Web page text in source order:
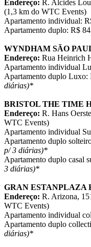
Endereço: R. Alcides
(1,3 km do WTC Events)
Apartamento individual:
Apartamento duplo: R$
WYNDHAM SÃO
Endereço: Rua Heinrich
Apartamento individual
Apartamento duplo Luxo:
diárias)*
BRISTOL THE TIME
Endereço: R. Hans
WTC Events)
Apartamento individual
Apartamento duplo
p/ 3 diárias)*
Apartamento duplo casal
3 diárias)*
GRAN ESTANPLAZA
Endereço: R. Arizona,
WTC Events)
Apartamento individual
Apartamento duplo
diárias)*